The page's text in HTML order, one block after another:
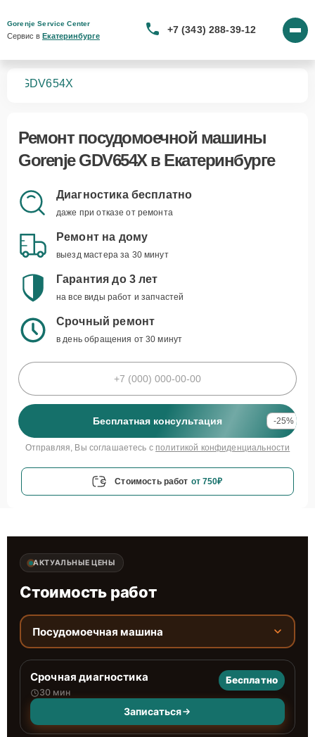
Gorenje Service Center
Сервис в Екатеринбурге
+7 (343) 288-39-12
GDV654X
Ремонт посудомоечной машины
Gorenje GDV654Xв Екатеринбурге
Диагностика бесплатно
даже при отказе от ремонта
Ремонт на дому
выезд мастера за 30 минут
Гарантия до 3 лет
на все виды работ и запчастей
Срочный ремонт
в день обращения от 30 минут
Бесплатная консультация -25%
Отправляя, Вы соглашаетесь с политикой конфиденциальности
Стоимость работ от 750₽
АКТУАЛЬНЫЕ ЦЕНЫ
Стоимость работ
Посудомоечная машина
Срочная диагностика
30 мин
Бесплатно
Записаться